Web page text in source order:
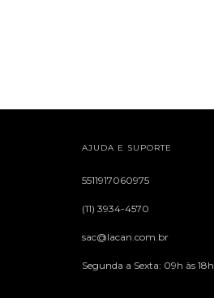
AJUDA E SUPORTE
5511917060975
(11) 3934-4570
sac@lacan.com.br
Segunda a Sexta: 09h às 18h